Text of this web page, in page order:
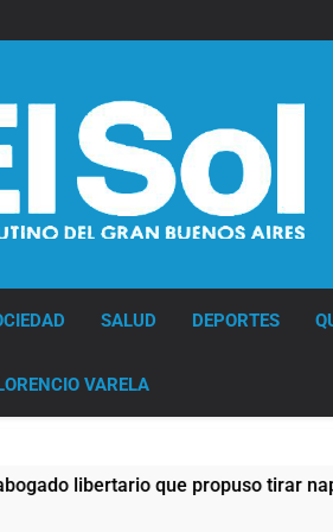
SALUD DEPORTES
VARELA
que propuso tirar napalm